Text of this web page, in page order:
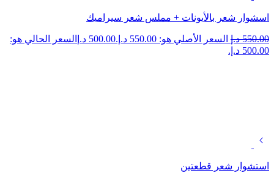
اسشوار شعر بالأيونات + مملس شعر سيراميك
550.00 د.إ السعر الأصلي هو: 550.00 د.إ. 500.00 د.إ السعر الحالي هو:
500.00 د.إ.
استشوار شعر قطعتين